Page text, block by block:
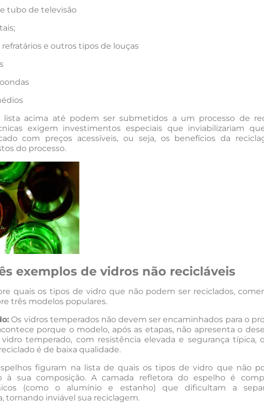
tubo de televisão
refratários e outros tipos de louças
lista acima até podem ser submetidos a um processo de
exigem investimentos especiais que inviabilizariam
com preços acessíveis, ou seja, os benefícios da
do processo.
exemplos de vidros não recicláveis
quais os tipos de vidro que não podem ser reciclados,
três modelos populares.
Os vidros temperados não devem ser encaminhados para o
porque o modelo, após as etapas, não apresenta o
temperado, com resistência elevada e segurança típica,
é de baixa qualidade.
figuram na lista de quais os tipos de vidro que não
à sua composição. A camada refletora do espelho é
(como o alumínio e estanho) que dificultam a
tornando inviável sua reciclagem.